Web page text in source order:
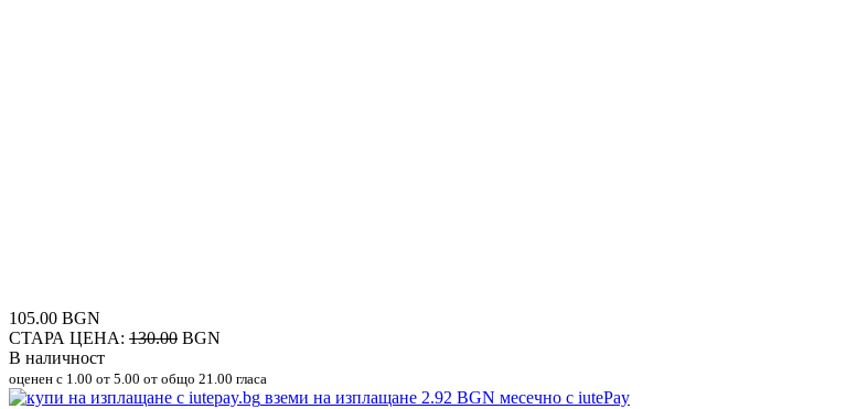
105.00 BGN
СТАРА ЦЕНА: 130.00 BGN
В наличност
оценен с 1.00 от 5.00 от общо 21.00 гласа
вземи на изплащане 2.92 BGN месечно с iutePay